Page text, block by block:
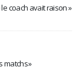
coach avait raison »
matchs »